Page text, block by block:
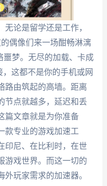
论是留学还是工作，
偶像们来一场酣畅淋漓
噩梦。无尽的加载、卡成
这都不是你的手机或网
路由筑起的高墙。距离
节点就越多，延迟和丢
篇文章就是为你准备
款专业的游戏加速工
印尼、在比利时，在世
游戏世界。而这一切的
玩家需求的加速器。